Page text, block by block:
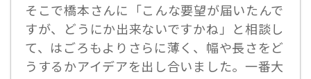
そこで橋本さんに「こんな要望が届いたんで
すが、どうにか出来ないですかね」と相談し
て、はごろもよりさらに薄く、幅や長さをど
うするかアイデアを出し合いました。一番大